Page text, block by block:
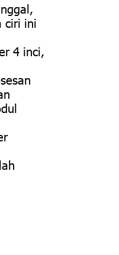
ciri ini
4 inci,